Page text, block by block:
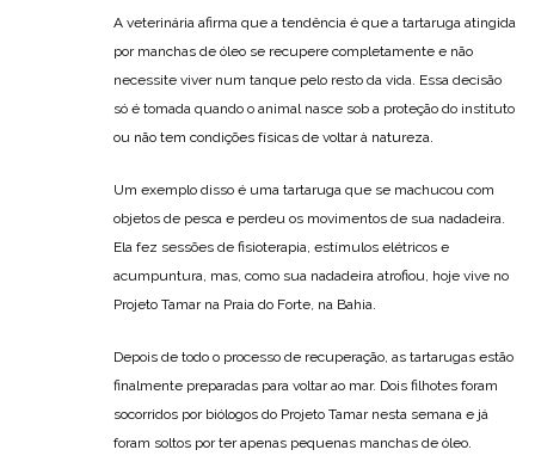
A veterinária afirma que a tendência é que a tartaruga atingida
por manchas de óleo se recupere completamente e não
necessite viver num tanque pelo resto da vida. Essa decisão
só é tomada quando o animal nasce sob a proteção do instituto
ou não tem condições físicas de voltar à natureza.
Um exemplo disso é uma tartaruga que se machucou com
objetos de pesca e perdeu os movimentos de sua nadadeira.
Ela fez sessões de fisioterapia, estímulos elétricos e
acumpuntura, mas, como sua nadadeira atrofiou, hoje vive no
Projeto Tamar na Praia do Forte, na Bahia.
Depois de todo o processo de recuperação, as tartarugas estão
finalmente preparadas para voltar ao mar. Dois filhotes foram
socorridos por biólogos do Projeto Tamar nesta semana e já
foram soltos por ter apenas pequenas manchas de óleo.